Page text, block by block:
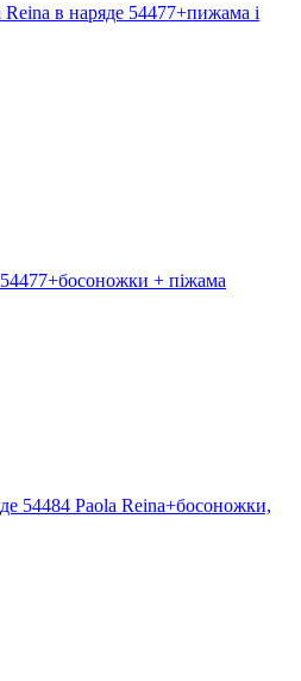
в наряде 54477+пижама і
+ піжама
54484 Paola Reina+босоножки,